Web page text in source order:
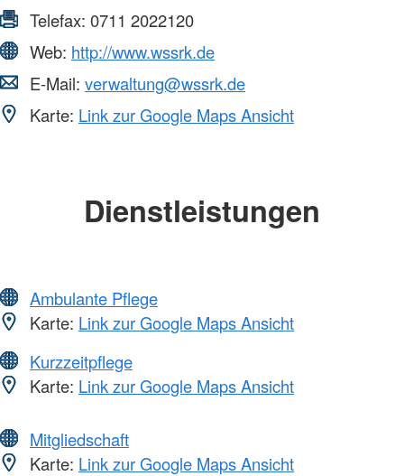
Telefax: 0711 2022120
Web: http://www.wssrk.de
E-Mail: verwaltung@wssrk.de
Karte: Link zur Google Maps Ansicht
Dienstleistungen
Ambulante Pflege
Karte: Link zur Google Maps Ansicht
Kurzzeitpflege
Karte: Link zur Google Maps Ansicht
Mitgliedschaft
Karte: Link zur Google Maps Ansicht